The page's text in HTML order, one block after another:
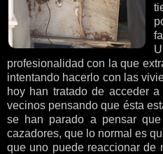
profesionalidad con la que
intentando hacerlo con las
hoy han tratado de acceder a
vecinos pensando que ésta
se han parado a pensar
cazadores, que lo normal es
que uno puede reaccionar de